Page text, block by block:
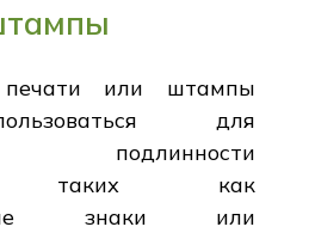
или штампы
для
подлинности
таких как
знаки или